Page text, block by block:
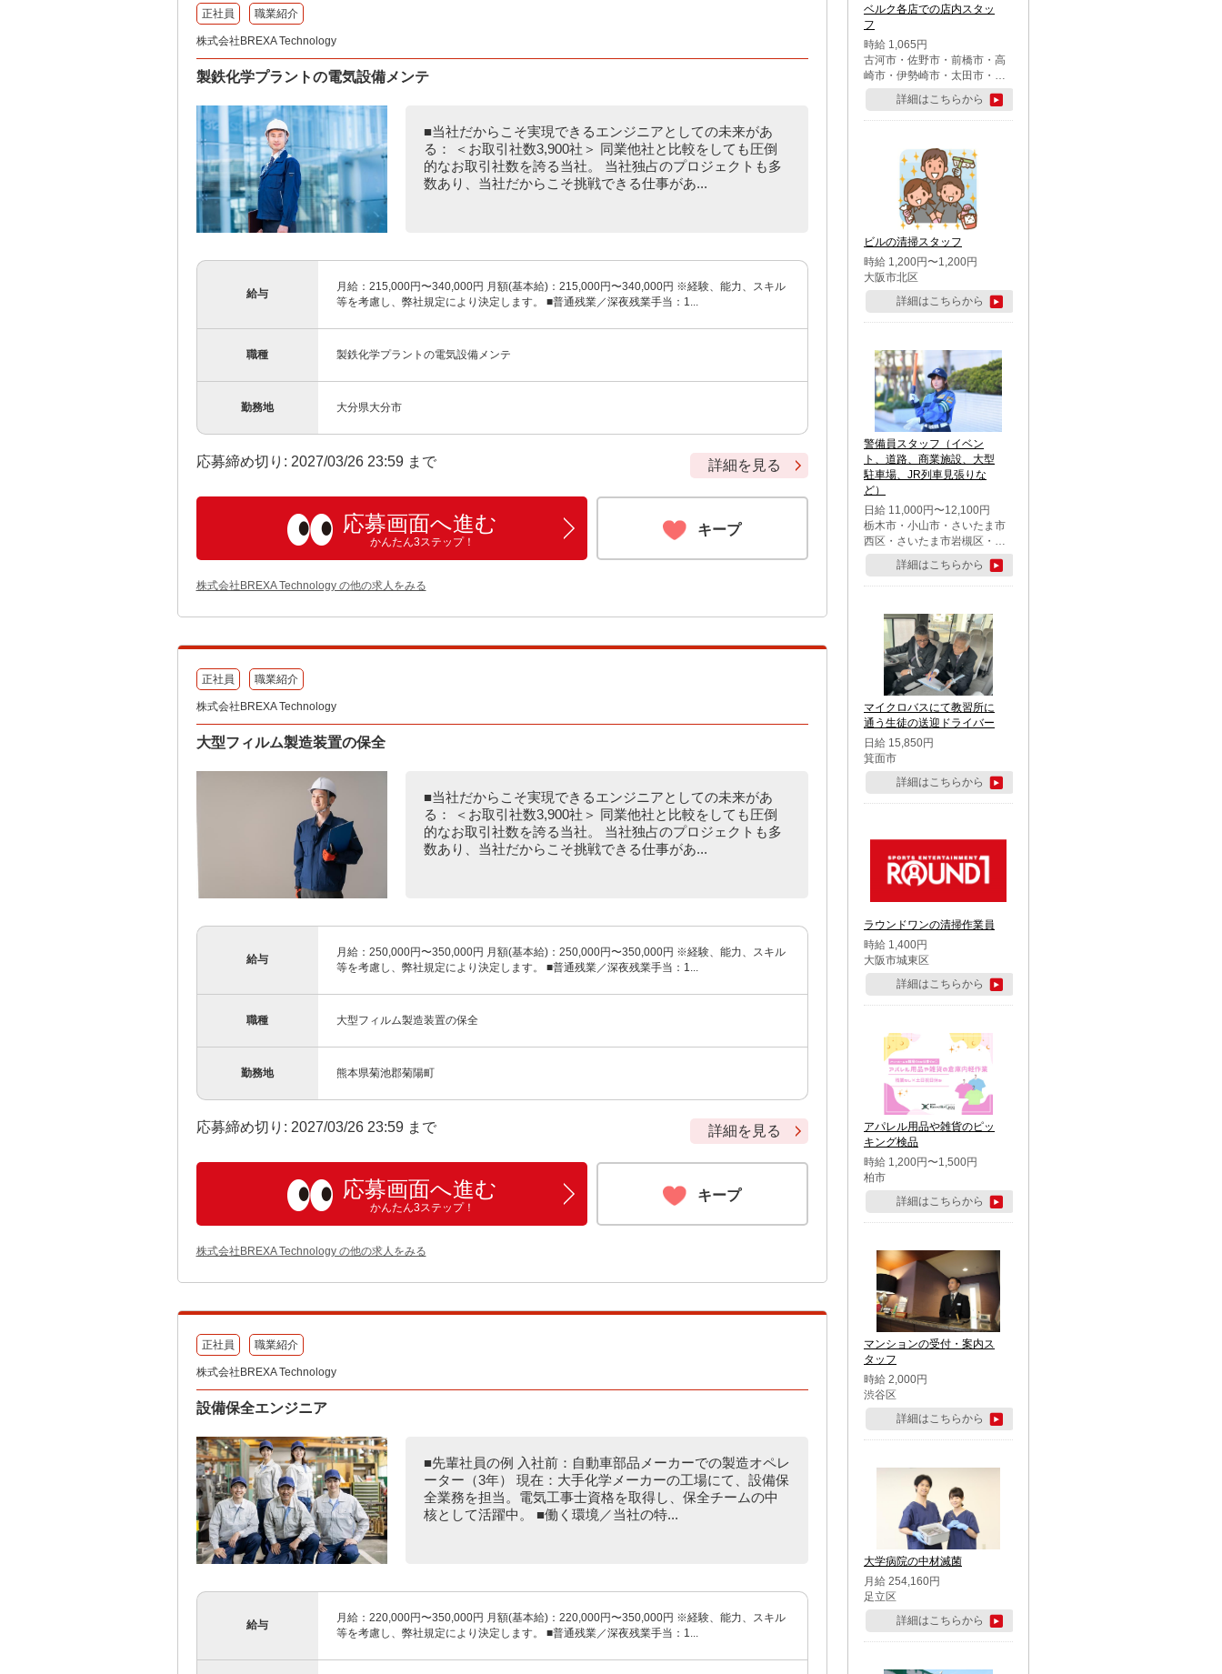
正社員 職業紹介
株式会社BREXA Technology
製鉄化学プラントの電気設備メンテ
■当社だからこそ実現できるエンジニアとしての未来があ
る： ＜お取引社数3,900社＞ 同業他社と比較をしても圧倒
的なお取引社数を誇る当社。 当社独占のプロジェクトも多
数あり、当社だからこそ挑戦できる仕事があ...
給与
月給：215,000円〜340,000円 月額(基本給)：215,000円〜340,000円 ※経験、能力、スキル
等を考慮し、弊社規定により決定します。 ■普通残業／深夜残業手当：1...
職種 製鉄化学プラントの電気設備メンテ
勤務地 大分県大分市
応募締め切り: 2027/03/26 23:59 まで 詳細を見る
応募画面へ進む
かんたん3ステップ！
キープ
株式会社BREXA Technology の他の求人をみる
正社員 職業紹介
株式会社BREXA Technology
大型フィルム製造装置の保全
■当社だからこそ実現できるエンジニアとしての未来があ
る： ＜お取引社数3,900社＞ 同業他社と比較をしても圧倒
的なお取引社数を誇る当社。 当社独占のプロジェクトも多
数あり、当社だからこそ挑戦できる仕事があ...
給与
月給：250,000円〜350,000円 月額(基本給)：250,000円〜350,000円 ※経験、能力、スキル
等を考慮し、弊社規定により決定します。 ■普通残業／深夜残業手当：1...
職種 大型フィルム製造装置の保全
勤務地 熊本県菊池郡菊陽町
応募締め切り: 2027/03/26 23:59 まで 詳細を見る
応募画面へ進む
かんたん3ステップ！
キープ
株式会社BREXA Technology の他の求人をみる
正社員 職業紹介
株式会社BREXA Technology
設備保全エンジニア
■先輩社員の例 入社前：自動車部品メーカーでの製造オペレ
ーター（3年） 現在：大手化学メーカーの工場にて、設備保
全業務を担当。電気工事士資格を取得し、保全チームの中
核として活躍中。 ■働く環境／当社の特...
給与
月給：220,000円〜350,000円 月額(基本給)：220,000円〜350,000円 ※経験、能力、スキル
等を考慮し、弊社規定により決定します。 ■普通残業／深夜残業手当：1...
ベルク各店での店内スタッ
フ
時給 1,065円
古河市・佐野市・前橋市・高
崎市・伊勢崎市・太田市・館
林市・藤岡市・大泉町・さい
たま市北区・川越市・熊谷
市・行田市・秩父市・所沢
市・鶴ケ島市・千葉市中央
区・市川市・松戸市・習志野
市・柏市・流山市・八千代
市・足立区・江戸川区・八王
子市・町田市
詳細はこちらから
ビルの清掃スタッフ
時給 1,200円〜1,200円
大阪市北区
詳細はこちらから
警備員スタッフ（イベン
ト、道路、商業施設、大型
駐車場、JR列車見張りな
ど）
日給 11,000円〜12,100円
栃木市・小山市・さいたま市
西区・さいたま市岩槻区・久
喜市・蓮田市
詳細はこちらから
マイクロバスにて教習所に
通う生徒の送迎ドライバー
日給 15,850円
箕面市
詳細はこちらから
ラウンドワンの清掃作業員
時給 1,400円
大阪市城東区
詳細はこちらから
アパレル用品や雑貨のピッ
キング検品
時給 1,200円〜1,500円
柏市
詳細はこちらから
マンションの受付・案内ス
タッフ
時給 2,000円
渋谷区
詳細はこちらから
大学病院の中材滅菌
月給 254,160円
足立区
詳細はこちらから